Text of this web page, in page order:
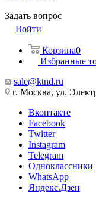
Задать вопрос
Войти
Корзина0
Избранные
sale@ktnd.ru
г. Москва, ул.
Вконтакте
Facebook
Twitter
Instagram
Telegram
Одноклассники
WhatsApp
Яндекс.Дзен